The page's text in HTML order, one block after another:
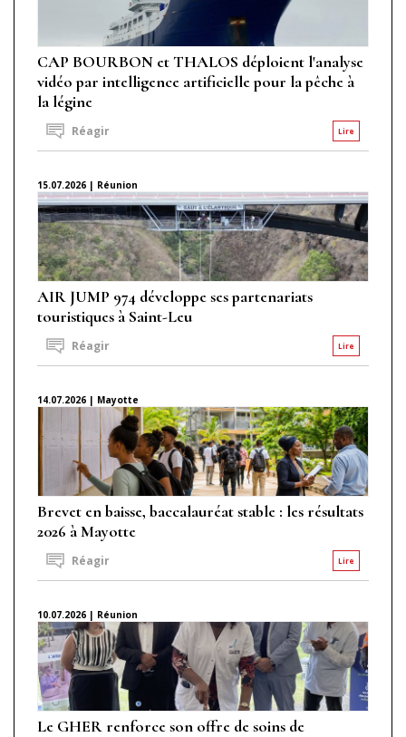
CAP BOURBON et THALOS déploient l'analyse
vidéo par intelligence artificielle pour la pêche à
la légine
Lire
Réagir
15.07.2026 | Réunion
AIR JUMP 974 développe ses partenariats
touristiques à Saint-Leu
Lire
Réagir
14.07.2026 | Mayotte
Brevet en baisse, baccalauréat stable : les résultats
2026 à Mayotte
Lire
Réagir
10.07.2026 | Réunion
Le GHER renforce son offre de soins de